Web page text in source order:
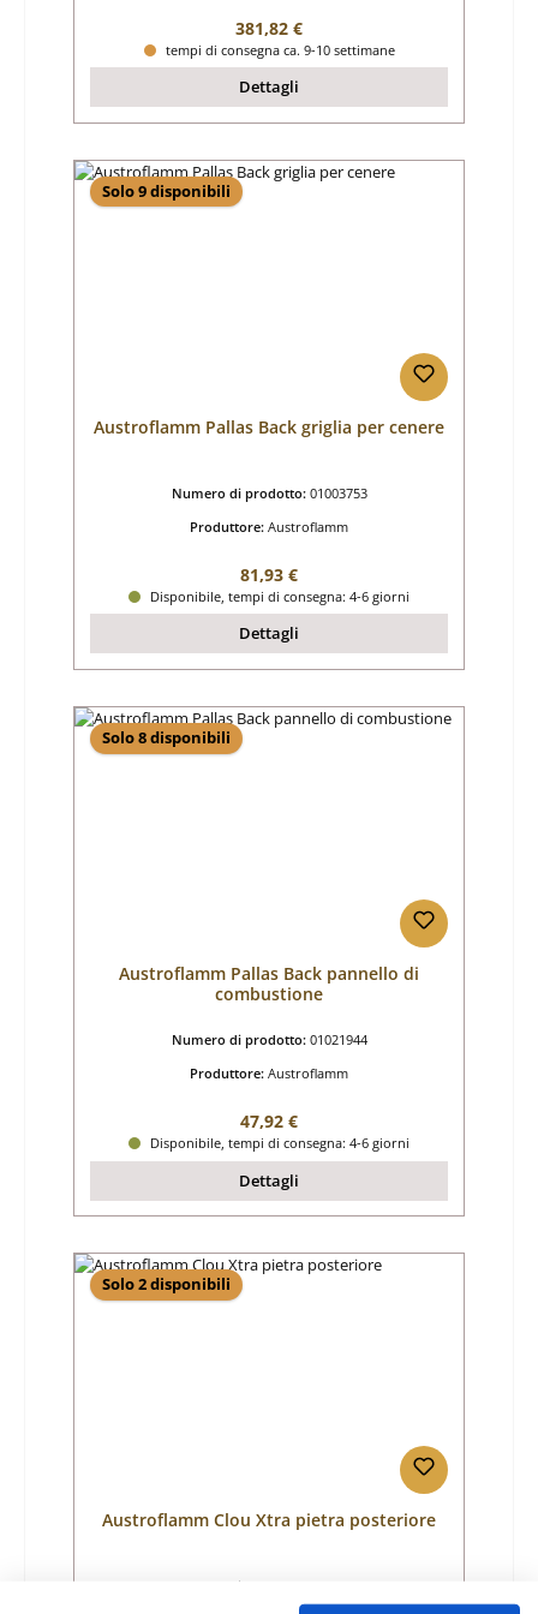
Prezzo normale:
381,82 €
tempi di consegna ca. 9-10 settimane
Dettagli
Solo 9 disponibili
Austroflamm Pallas Back griglia per cenere
Numero di prodotto: 01003753
Produttore: Austroflamm
Prezzo normale:
81,93 €
Disponibile, tempi di consegna: 4-6 giorni
Dettagli
Solo 8 disponibili
Austroflamm Pallas Back pannello di
combustione
Numero di prodotto: 01021944
Produttore: Austroflamm
Prezzo normale:
47,92 €
Disponibile, tempi di consegna: 4-6 giorni
Dettagli
Solo 2 disponibili
Austroflamm Clou Xtra pietra posteriore
Numero di prodotto: